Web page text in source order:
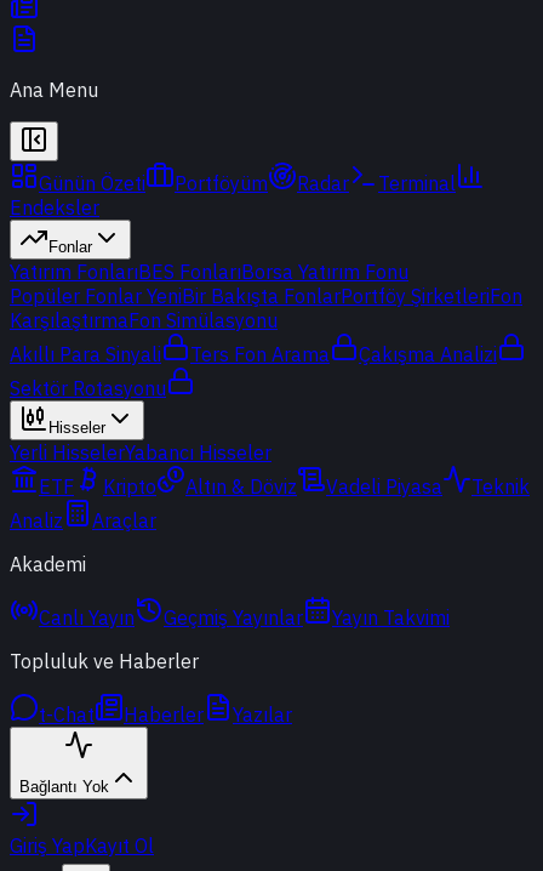
Ana Menu
Günün Özeti Portföyüm Radar
Terminal
Endeksler
Fonlar
Yatırım FonlarıBES FonlarıBorsa Yatırım Fonu
Popüler Fonlar YeniBir Bakışta FonlarPortföy ŞirketleriFon
KarşılaştırmaFon Simülasyonu
Akıllı Para Sinyali
Ters Fon Arama
Çakışma Analizi
Sektör Rotasyonu
Hisseler
Yerli HisselerYabancı Hisseler
ETF
Kripto Altın & Döviz Vadeli Piyasa
Teknik
Analiz
Araçlar
Akademi
Canlı Yayın Geçmiş Yayınlar
Yayın Takvimi
Topluluk ve Haberler
t-Chat Haberler Yazılar
Bağlantı Yok
Giriş YapKayıt Ol